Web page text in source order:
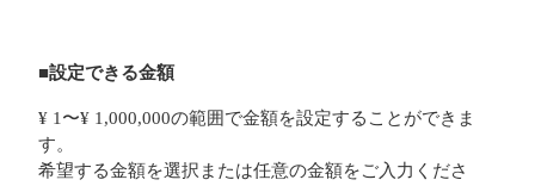
■設定できる金額
¥ 1〜¥ 1,000,000の範囲で金額を設定することができま
す。
希望する金額を選択または任意の金額をご入力くださ